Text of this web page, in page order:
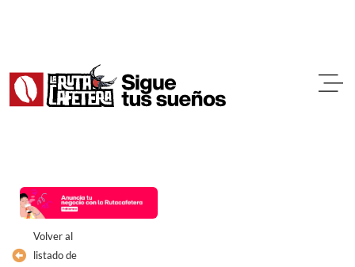
Volver al
listado de